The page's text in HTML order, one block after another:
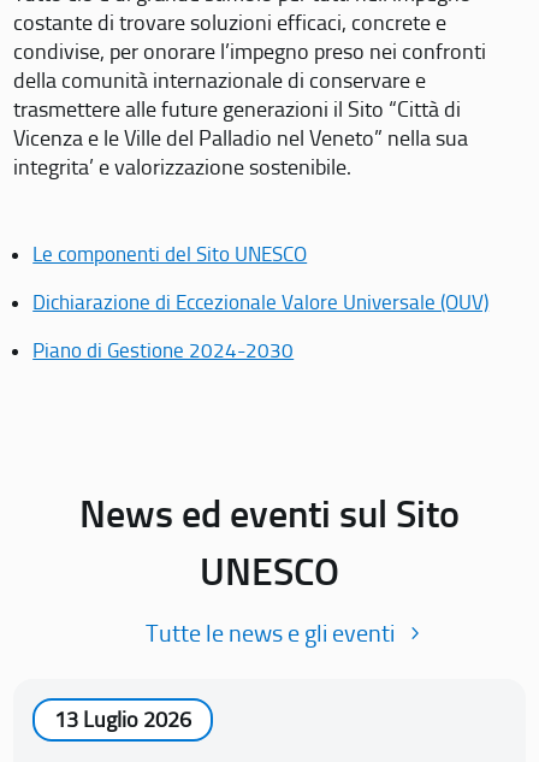
costante di trovare soluzioni efficaci, concrete e
condivise, per onorare l’impegno preso nei confronti
della comunità internazionale di conservare e
trasmettere alle future generazioni il Sito “Città di
Vicenza e le Ville del Palladio nel Veneto” nella sua
integrita’ e valorizzazione sostenibile.
Le componenti del Sito UNESCO
Dichiarazione di Eccezionale Valore Universale (OUV)
Piano di Gestione 2024-2030
News ed eventi sul Sito
UNESCO
Tutte le news e gli eventi
13 Luglio 2026